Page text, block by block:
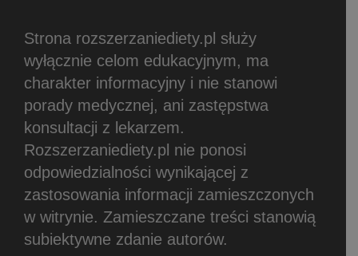
Strona rozszerzaniediety.pl służy
wyłącznie celom edukacyjnym, ma
charakter informacyjny i nie stanowi
porady medycznej, ani zastępstwa
konsultacji z lekarzem.
Rozszerzaniediety.pl nie ponosi
odpowiedzialności wynikającej z
zastosowania informacji zamieszczonych
w witrynie. Zamieszczane treści stanowią
subiektywne zdanie autorów.